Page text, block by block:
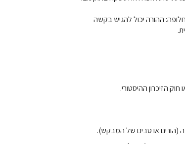
חלופה: ההורה יכול להגיש בקשה